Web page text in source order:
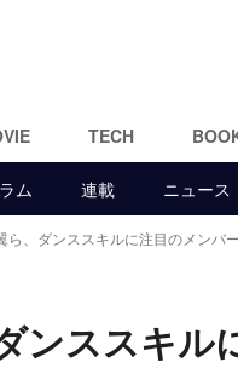
TECH
ム 連載 ニュース
ら、ダンススキルに注目のメンバ
ンススキ